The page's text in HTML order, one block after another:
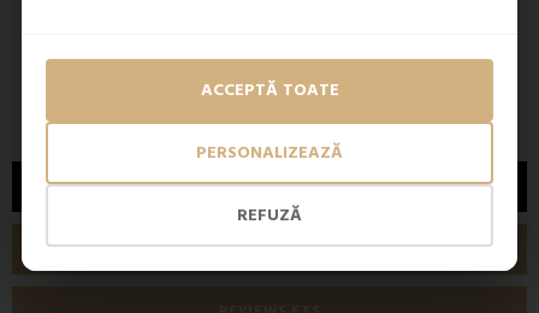
REFUZĂ
PERSONALIZEAZĂ
ACCEPTĂ TOATE
DESCRIERE
DETALII